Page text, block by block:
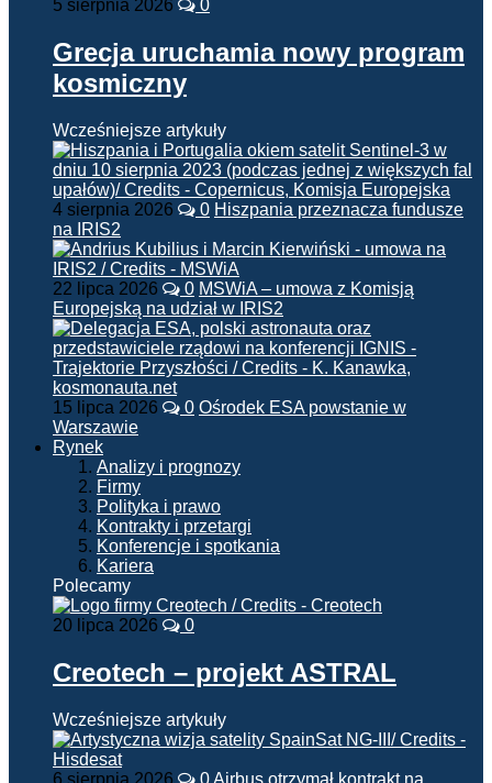
5 sierpnia 2026 0
Grecja uruchamia nowy program
kosmiczny
Wcześniejsze artykuły
4 sierpnia 2026 0 Hiszpania przeznacza fundusze
na IRIS2
22 lipca 2026 0 MSWiA – umowa z Komisją
Europejską na udział w IRIS2
15 lipca 2026 0 Ośrodek ESA powstanie w
Warszawie
Rynek
Analizy i prognozy
Firmy
Polityka i prawo
Kontrakty i przetargi
Konferencje i spotkania
Kariera
Polecamy
20 lipca 2026 0
Creotech – projekt ASTRAL
Wcześniejsze artykuły
6 sierpnia 2026 0Airbus otrzymał kontrakt na